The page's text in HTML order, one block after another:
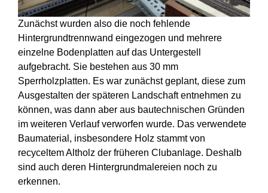
Zunächst wurden also die noch fehlende
Hintergrundtrennwand eingezogen und mehrere
einzelne Bodenplatten auf das Untergestell
aufgebracht. Sie bestehen aus 30 mm
Sperrholzplatten. Es war zunächst geplant, diese zum
Ausgestalten der späteren Landschaft entnehmen zu
können, was dann aber aus bautechnischen Gründen
im weiteren Verlauf verworfen wurde. Das verwendete
Baumaterial, insbesondere Holz stammt von
recyceltem Altholz der früheren Clubanlage. Deshalb
sind auch deren Hintergrundmalereien noch zu
erkennen.